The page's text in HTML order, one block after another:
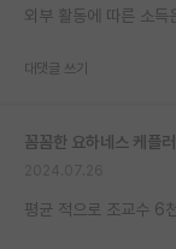
외부 활동에 따른 소득
대댓글 쓰기
꼼꼼한 요하네스 케플러
평균 적으로 조교수 6